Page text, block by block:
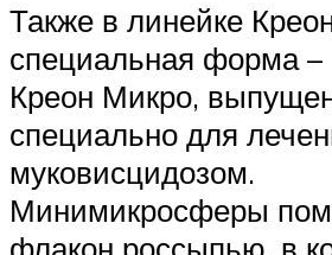
Также в линейке
специальная форма –
Креон Микро,
специально для
муковисцидозом.
Минимикросферы